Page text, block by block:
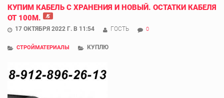
КУПИМ КАБЕЛЬ С ХРАНЕНИЯ И НОВЫЙ. ОСТАТКИ КАБЕЛЯ
ОТ 100М.
17 ОКТЯБРЯ 2022 Г. В 11:54 ГОСТЬ 0
СТРОЙМАТЕРИАЛЫ КУПЛЮ